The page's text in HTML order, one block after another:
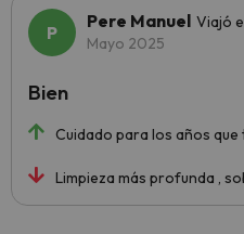
Pere Manuel Viajó
Mayo 2025
Cuidado para los años que
Limpieza más profunda ,
Bien